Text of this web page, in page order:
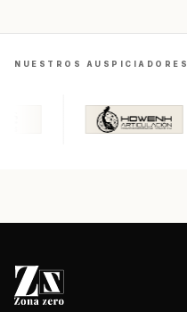
NUESTROS AUSPICIADORES